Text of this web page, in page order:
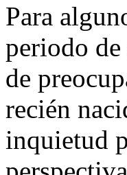
Para
periodo de
de
recién
inquietud